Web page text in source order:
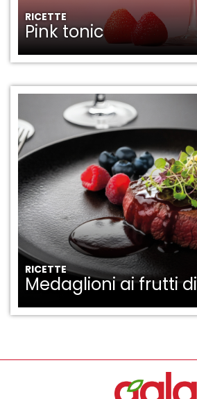
RICETTE
Pink tonic
RICETTE
Medaglioni ai frutti